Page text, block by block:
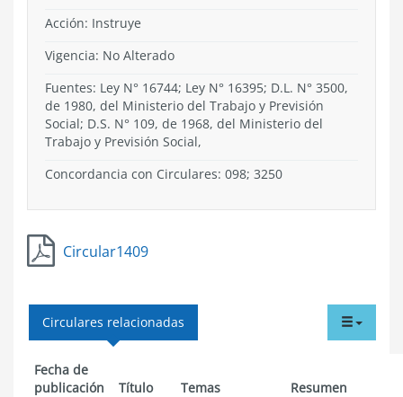
Acción: Instruye
Vigencia: No Alterado
Fuentes: Ley N° 16744; Ley N° 16395; D.L. N° 3500,
de 1980, del Ministerio del Trabajo y Previsión
Social; D.S. N° 109, de 1968, del Ministerio del
Trabajo y Previsión Social,
Concordancia con Circulares: 098; 3250
Circular1409
menu
Circulares relacionadas
Fecha de
publicación
Título Temas
Resumen